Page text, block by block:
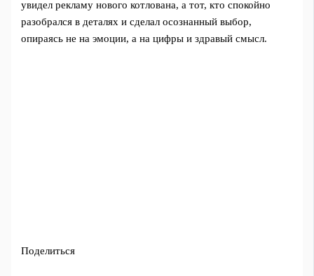
увидел рекламу нового котлована, а тот, кто спокойно
разобрался в деталях и сделал осознанный выбор,
опираясь не на эмоции, а на цифры и здравый смысл.
Поделиться